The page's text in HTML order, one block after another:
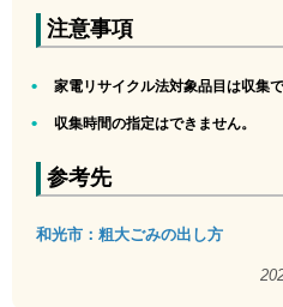
注意事項
家電リサイクル法対象品目は収集で
収集時間の指定はできません。
参考先
和光市：粗大ごみの出し方